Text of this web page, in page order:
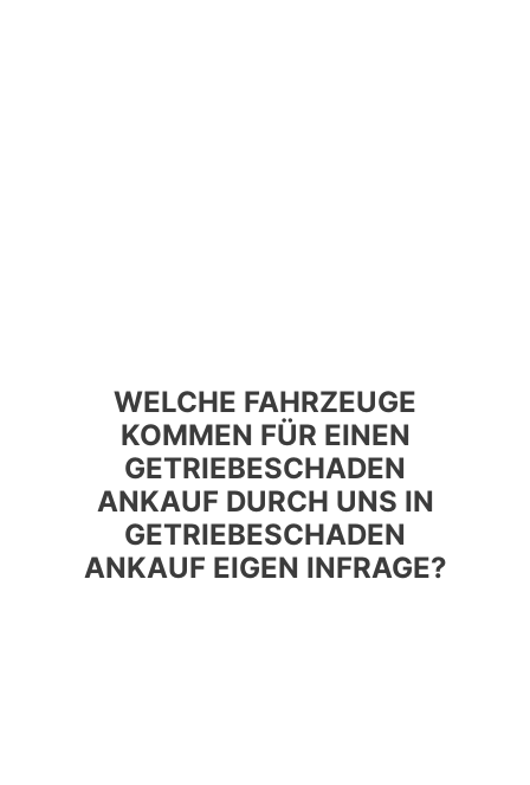
WELCHE FAHRZEUGE
KOMMEN FÜR EINEN
GETRIEBESCHADEN
ANKAUF DURCH UNS IN
GETRIEBESCHADEN
ANKAUF EIGEN INFRAGE?